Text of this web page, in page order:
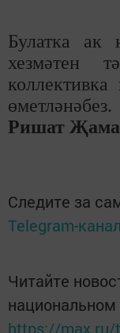
Булатка ак
хезмәтен
өметләнәбез.
Ришат
Следите за
Telegram-
Читайте
https://max.ru/